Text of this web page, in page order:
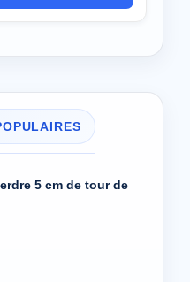
5 cm de tour de